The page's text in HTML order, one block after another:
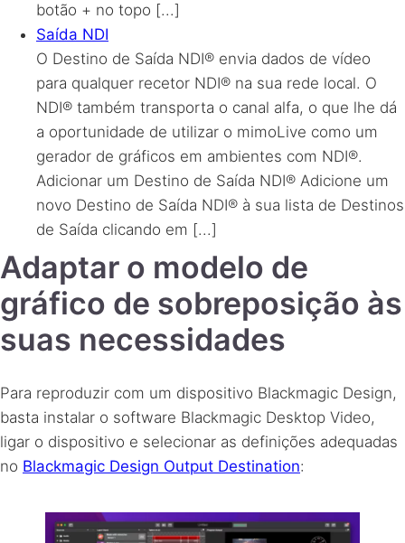
botão + no topo [...]
Saída NDI
O Destino de Saída NDI® envia dados de vídeo
para qualquer recetor NDI® na sua rede local. O
NDI® também transporta o canal alfa, o que lhe dá
a oportunidade de utilizar o mimoLive como um
gerador de gráficos em ambientes com NDI®.
Adicionar um Destino de Saída NDI® Adicione um
novo Destino de Saída NDI® à sua lista de Destinos
de Saída clicando em [...]
Adaptar o modelo de
gráfico de sobreposição às
suas necessidades
Para reproduzir com um dispositivo Blackmagic Design,
basta instalar o software Blackmagic Desktop Video,
ligar o dispositivo e selecionar as definições adequadas
no Blackmagic Design Output Destination: